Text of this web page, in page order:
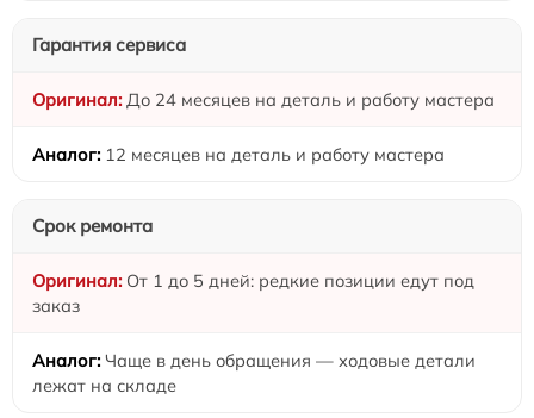
Гарантия сервиса
До 24 месяцев на деталь и работу мастера
12 месяцев на деталь и работу мастера
Срок ремонта
От 1 до 5 дней: редкие позиции едут под
заказ
Чаще в день обращения — ходовые детали
лежат на складе